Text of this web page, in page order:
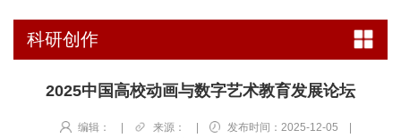
科研创作
2025中国高校动画与数字艺术教育发展论坛
编辑： | 来源： | 发布时间：2025-12-05
|